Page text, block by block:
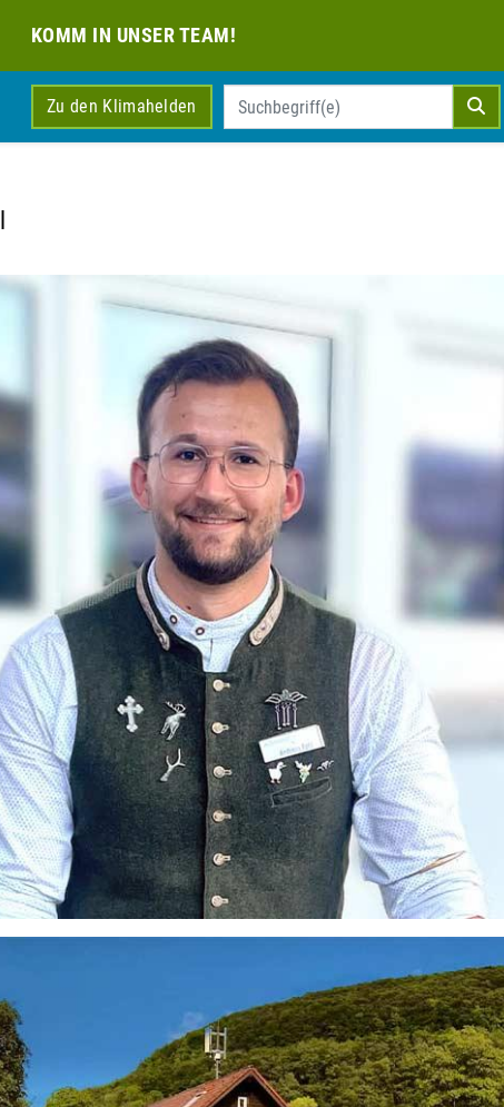
KOMM IN UNSER TEAM!
Zu den Klimahelden